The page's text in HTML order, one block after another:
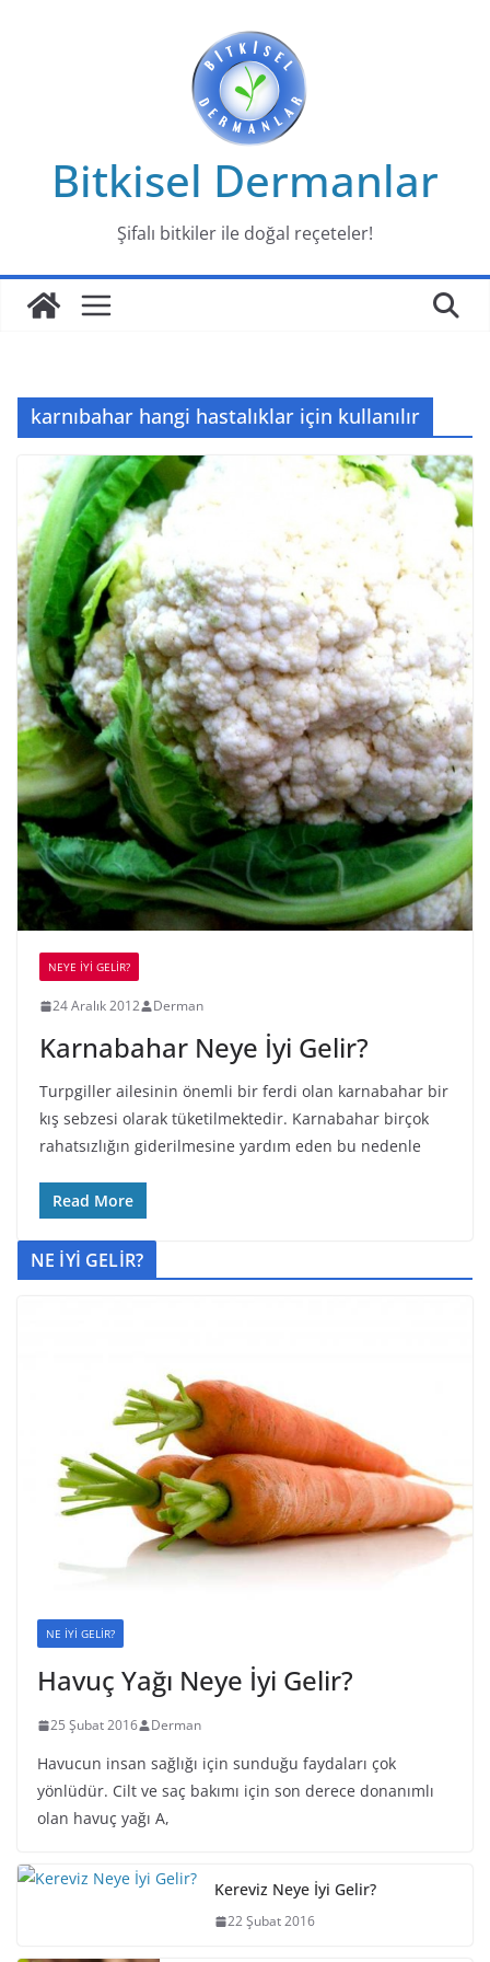
Bitkisel Dermanlar
Şifalı bitkiler ile doğal reçeteler!
karnıbahar hangi hastalıklar için kullanılır
NEYE İYİ GELİR?
24 Aralık 2012 Derman
Karnabahar Neye İyi Gelir?
Turpgiller ailesinin önemli bir ferdi olan karnabahar bir
kış sebzesi olarak tüketilmektedir. Karnabahar birçok
rahatsızlığın giderilmesine yardım eden bu nedenle
Read More
NE İYİ GELİR?
NE İYİ GELİR?
Havuç Yağı Neye İyi Gelir?
25 Şubat 2016 Derman
Havucun insan sağlığı için sunduğu faydaları çok
yönlüdür. Cilt ve saç bakımı için son derece donanımlı
olan havuç yağı A,
Kereviz Neye İyi Gelir?
22 Şubat 2016